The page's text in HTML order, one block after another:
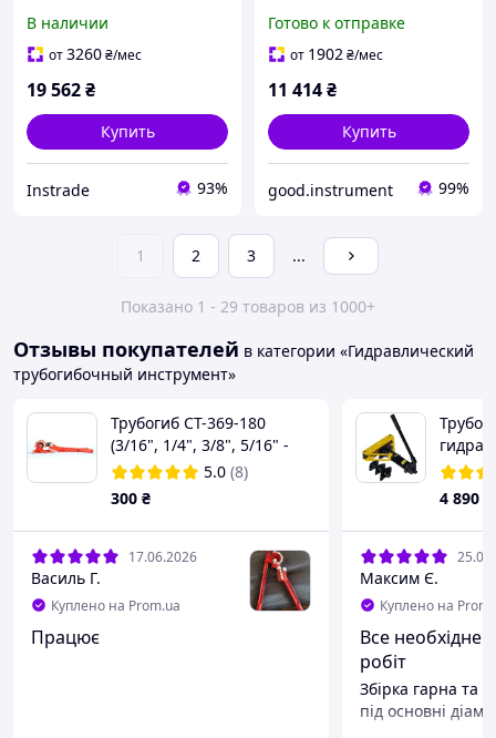
В наличии
от3260₴/мес
19 562₴
Купить
Instrade 93%
Готово к отправке
от 1902₴/мес
11 414₴
Купить
good.instrument 99%
1 2 3 ...
Показано 1 - 29 товаров из 1000+
Отзывы покупателей в категории «Гидравлический
трубогибочный инструмент»
Трубогиб СТ-369-180
(3/16", 1/4", 3/8", 5/16" -
5,6,8,10мм) 5.0 (8)
300 ₴
17.06.2026
Василь Г.
Куплено на Prom.ua
Працює
4 890
Максим Є.
Куплено на
Все необхідне
робіт
Збірка гарна та
під основні